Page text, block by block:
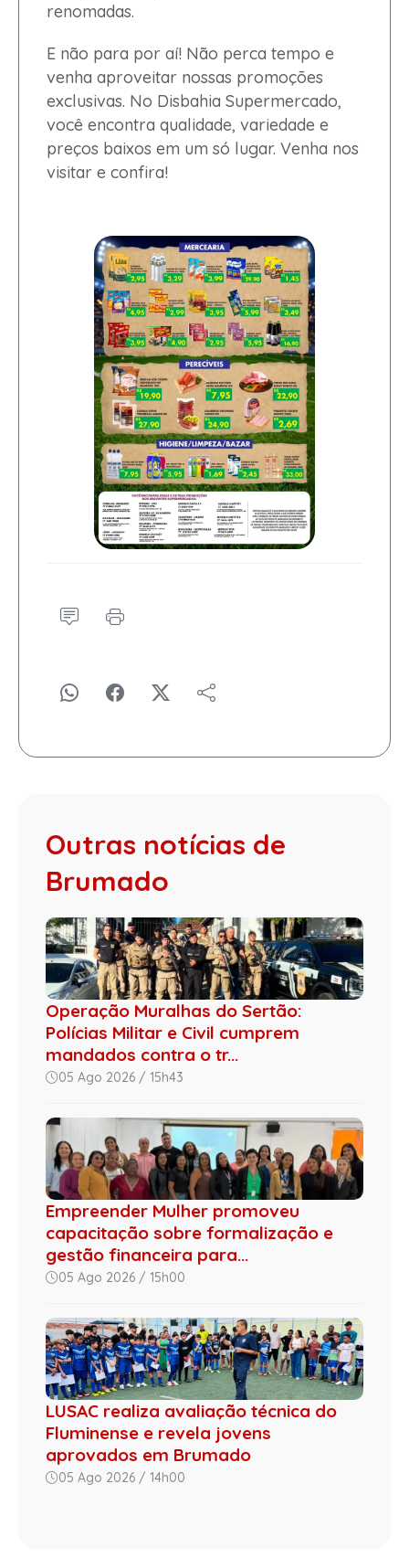
renomadas.
E não para por aí! Não perca tempo e
venha aproveitar nossas promoções
exclusivas. No Disbahia Supermercado,
você encontra qualidade, variedade e
preços baixos em um só lugar. Venha nos
visitar e confira!
Outras notícias de
Brumado
Operação Muralhas do Sertão:
Polícias Militar e Civil cumprem
mandados contra o tr...
05 Ago 2026 / 15h43
Empreender Mulher promoveu
capacitação sobre formalização e
gestão financeira para...
05 Ago 2026 / 15h00
LUSAC realiza avaliação técnica do
Fluminense e revela jovens
aprovados em Brumado
05 Ago 2026 / 14h00